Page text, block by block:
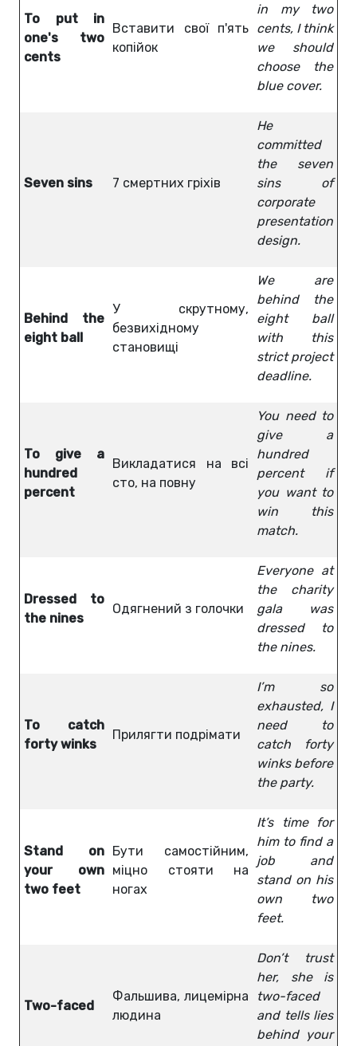
To put in
one's two
cents
Вставити свої п'ять
копійок
in my two
cents, I think
we should
choose the
blue cover.
Seven sins 7 смертних гріхів
He
committed
the seven
sins of
corporate
presentation
design.
Behind the
eight ball
У скрутному,
безвихідному
становищі
We are
behind the
eight ball
with this
strict project
deadline.
To give a
hundred
percent
Викладатися на всі
сто, на повну
You need to
give a
hundred
percent if
you want to
win this
match.
Dressed to
the nines
Одягнений з голочки
Everyone at
the charity
gala was
dressed to
the nines.
To catch
forty winks
Прилягти подрімати
I’m so
exhausted, I
need to
catch forty
winks before
the party.
Stand on
your own
two feet
Бути самостійним,
міцно стояти на
ногах
It’s time for
him to find a
job and
stand on his
own two
feet.
Two-faced
Фальшива, лицемірна
людина
Don’t trust
her, she is
two-faced
and tells lies
behind your